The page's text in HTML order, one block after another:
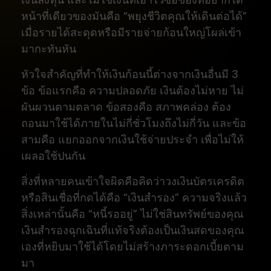
หน้าที่เดียวของมันคือ “พยุงชีวิตคุณให้เดินต่อได้”
เมื่อรายได้สะดุดหรือมีรายจ่ายก้อนใหญ่โผล่เข้า
มากะทันหัน
หัวใจสำคัญที่ทำให้เงินก้อนนี้ต่างจากเงินอื่นมี 3
ข้อ ข้อแรกคือ ความปลอดภัย เงินต้องไม่หาย ไม่
ผันผวนตามตลาด ข้อสองคือ สภาพคล่อง ต้อง
ถอนมาใช้ได้ภายในไม่กี่ชั่วโมงถึงไม่กี่วัน และข้อ
สามคือ แยกออกจากเงินใช้จ่ายประจำ เพื่อไม่ให้
เผลอใช้ปนกัน
สิ่งที่หลายคนเข้าใจผิดคือคิดว่าวงเงินบัตรเครดิต
หรือสินเชื่อที่กดได้คือ “เงินสำรอง” ความจริงแล้ว
สิ่งเหล่านั้นคือ “หนี้รออยู่” ไม่ใช่สินทรัพย์ของคุณ
เงินสำรองฉุกเฉินที่แท้จริงต้องเป็นเงินสดของคุณ
เองที่หยิบมาใช้ได้โดยไม่สร้างภาระดอกเบี้ยตาม
มา